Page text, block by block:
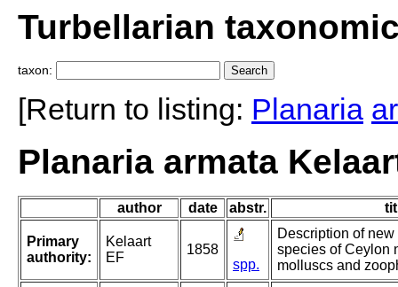
Turbellarian
taxon:
[Return to listing: Planaria
Planaria armata
author date abstr.
Primary
authority:
Kelaart
EF
1858
spp.
Description of
species of Ceylon
molluscs and